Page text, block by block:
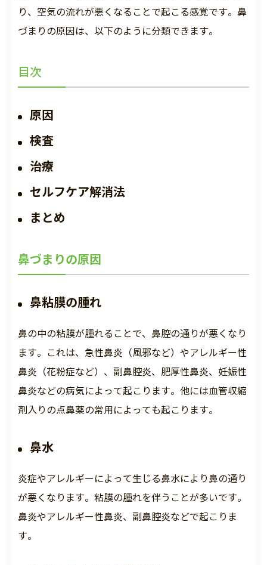
り、空気の流れが悪くなることで起こる感覚です。鼻
づまりの原因は、以下のように分類できます。
目次
原因
検査
治療
セルフケア解消法
まとめ
鼻づまりの原因
鼻粘膜の腫れ
鼻の中の粘膜が腫れることで、鼻腔の通りが悪くなり
ます。これは、急性鼻炎（風邪など）やアレルギー性
鼻炎（花粉症など）、副鼻腔炎、肥厚性鼻炎、妊娠性
鼻炎などの病気によって起こります。他には血管収縮
剤入りの点鼻薬の常用によっても起こります。
鼻水
炎症やアレルギーによって生じる鼻水により鼻の通り
が悪くなります。粘膜の腫れを伴うことが多いです。
鼻炎やアレルギー性鼻炎、副鼻腔炎などで起こりま
す。